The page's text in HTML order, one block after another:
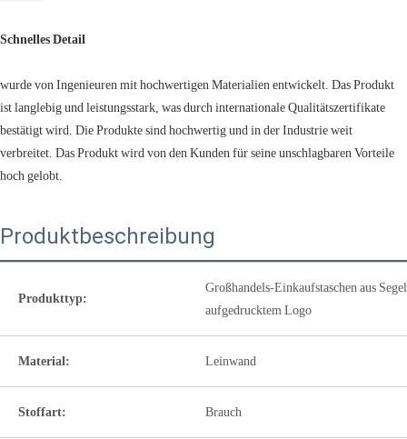
Schnelles Detail
wurde von Ingenieuren mit hochwertigen Materialien entwickelt. Das Produkt
ist langlebig und leistungsstark, was durch internationale Qualitätszertifikate
bestätigt wird. Die Produkte sind hochwertig und in der Industrie weit
verbreitet. Das Produkt wird von den Kunden für seine unschlagbaren Vorteile
hoch gelobt.
Produktbeschreibung
Produkttyp:
Großhandels-Einkaufstaschen aus
aufgedrucktem Logo
Material: Leinwand
Stoffart: Brauch